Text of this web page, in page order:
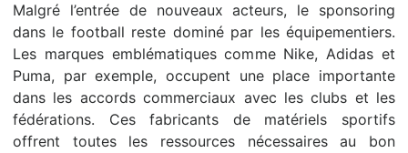
Malgré l’entrée de nouveaux acteurs, le sponsoring
dans le football reste dominé par les équipementiers.
Les marques emblématiques comme Nike, Adidas et
Puma, par exemple, occupent une place importante
dans les accords commerciaux avec les clubs et les
fédérations. Ces fabricants de matériels sportifs
offrent toutes les ressources nécessaires au bon